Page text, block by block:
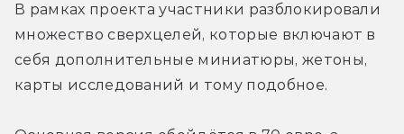
В рамках проекта участники разблокировали
множество сверхцелей, которые включают в
себя дополнительные миниатюры, жетоны,
карты исследований и тому подобное.